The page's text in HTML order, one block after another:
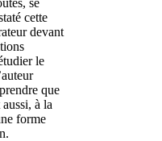
cette
devant
le
que
à la
forme